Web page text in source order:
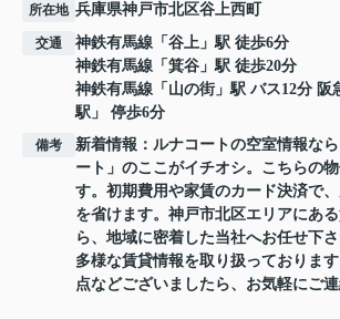
所在地 兵庫県神戸市北区谷上西町
交通 神鉄有馬線 「 谷上 」駅 徒歩6分
神鉄有馬線 「 箕谷 」駅 徒歩20分
神鉄有馬線 「 山の街」駅 バス12分 阪
駅」 停歩6分
備考
新着情報：ルナコートの空室情報な
ート」のここがイチオシ。こちらの
す。初期費用や家賃のカード決済で
を省けます。神戸市北区エリアにあ
ら、地域に密着した当社へお任せ下
多様な賃貸情報を取り扱っておりま
点などございましたら、お気軽にご連